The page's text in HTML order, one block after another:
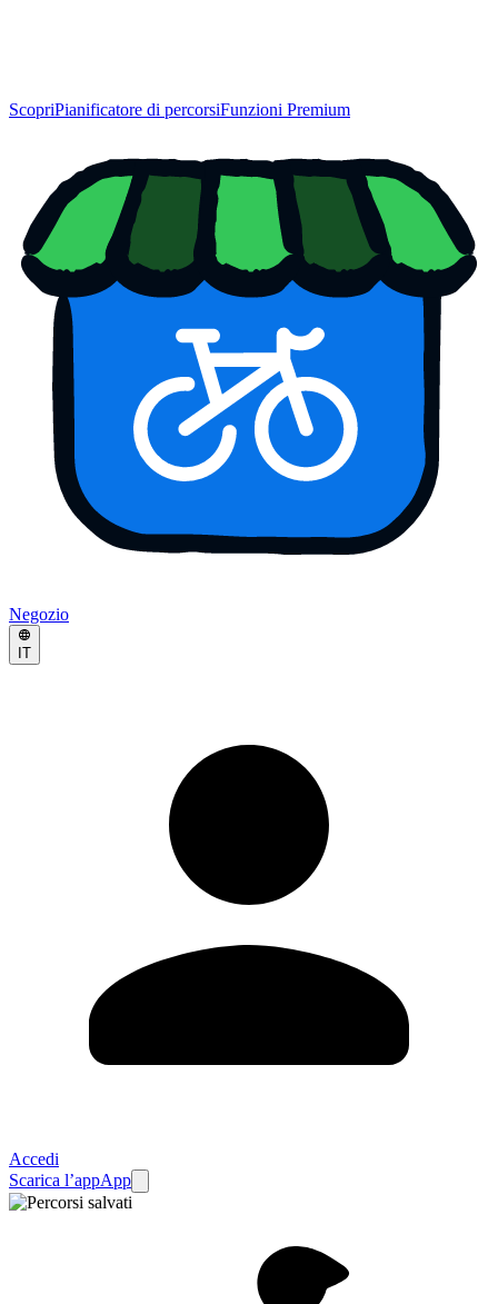
ScopriPianificatore di percorsiFunzioni Premium
Negozio
IT
Accedi
Scarica l’appApp